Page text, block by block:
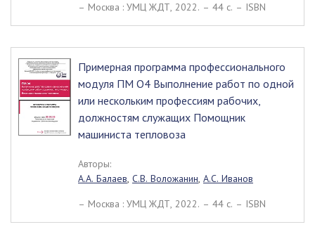
– Москва : УМЦ ЖДТ, 2022. – 44 c. – ISBN
Примерная программа профессионального
модуля ПМ О4 Выполнение работ по одной
или нескольким профессиям рабочих,
должностям служащих Помощник
машиниста тепловоза
Авторы:
А.А. Балаев, С.В. Воложанин, А.С. Иванов
– Москва : УМЦ ЖДТ, 2022. – 44 c. – ISBN